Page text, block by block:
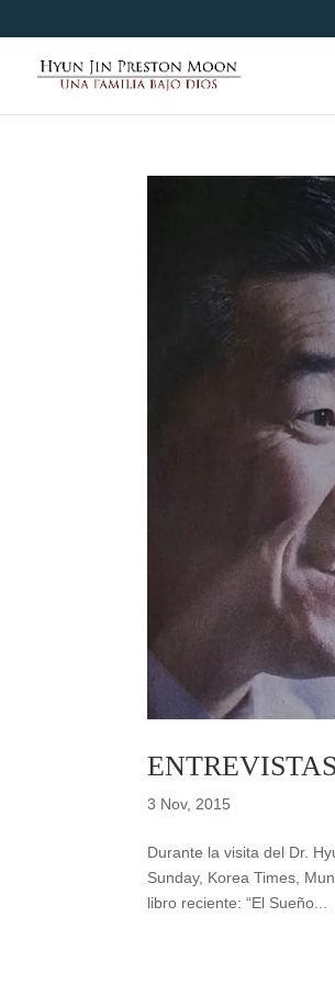
3 Nov, 2015
Durante la visita del Dr.
Sunday, Korea Times,
libro reciente: “El Sueño...